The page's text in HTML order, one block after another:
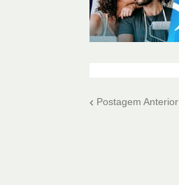
Postagem Anterior